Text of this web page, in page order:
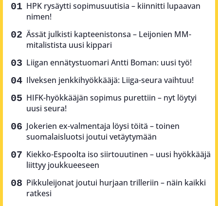
HPK rysäytti sopimusuutisia – kiinnitti lupaavan
nimen!
Ässät julkisti kapteenistonsa – Leijonien MM-
mitalistista uusi kippari
Liigan ennätystuomari Antti Boman: uusi työ!
Ilveksen jenkkihyökkääjä: Liiga-seura vaihtuu!
HIFK-hyökkääjän sopimus purettiin – nyt löytyi
uusi seura!
Jokerien ex-valmentaja löysi töitä – toinen
suomalaisluotsi joutui vetäytymään
Kiekko-Espoolta iso siirtouutinen – uusi hyökkääjä
liittyy joukkueeseen
Pikkuleijonat joutui hurjaan trilleriin – näin kaikki
ratkesi